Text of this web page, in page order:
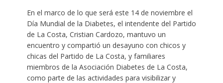
En el marco de lo que será este 14 de noviembre el
Día Mundial de la Diabetes, el intendente del Partido
de La Costa, Cristian Cardozo, mantuvo un
encuentro y compartió un desayuno con chicos y
chicas del Partido de La Costa, y familiares
miembros de la Asociación Diabetes de La Costa,
como parte de las actividades para visibilizar y